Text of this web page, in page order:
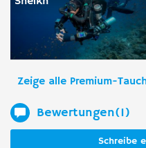
Zeige alle Premium-
Bewertungen(1)
Schreibe